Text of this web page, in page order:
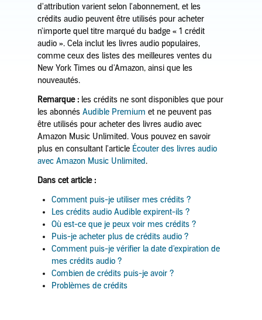
d'attribution varient selon l'abonnement, et les
crédits audio peuvent être utilisés pour acheter
n'importe quel titre marqué du badge « 1 crédit
audio ». Cela inclut les livres audio populaires,
comme ceux des listes des meilleures ventes du
New York Times ou d'Amazon, ainsi que les
nouveautés.
Remarque : les crédits ne sont disponibles que pour
les abonnés Audible Premium et ne peuvent pas
être utilisés pour acheter des livres audio avec
Amazon Music Unlimited. Vous pouvez en savoir
plus en consultant l'article Écouter des livres audio
avec Amazon Music Unlimited.
Dans cet article :
Comment puis-je utiliser mes crédits ?
Les crédits audio Audible expirent-ils ?
Où est-ce que je peux voir mes crédits ?
Puis-je acheter plus de crédits audio ?
Comment puis-je vérifier la date d'expiration de
mes crédits audio ?
Combien de crédits puis-je avoir ?
Problèmes de crédits